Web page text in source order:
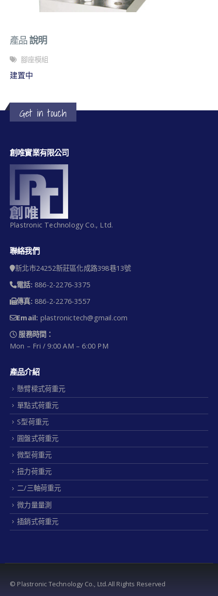
產品說明
腳座模組
建置中
Get in touch
創唯實業有限公司
Plastronic Technology Co., Ltd.
聯絡我們
新北市24252新莊區化成路398巷13號
電話: 886-2-2276-3375
傳真: 886-2-2276-3557
Email: plastronictech@gmail.com
服務時間：
Mon – Fri / 9:00 AM – 6:00 PM
產品介紹
懸臂樑式荷重元
單點式荷重元
S型荷重元
圓盤式荷重元
微型荷重元
扭力荷重元
二/三軸荷重元
微力量量測
插銷式荷重元
© Plastronic Technology Co., Ltd.All Rights Reserved